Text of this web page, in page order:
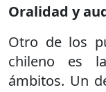
Oralidad y
Otro de los
chileno es
ámbitos. Un